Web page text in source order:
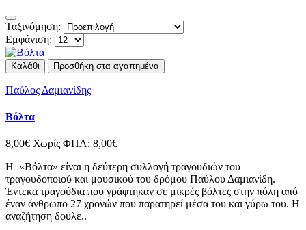
Ταξινόμηση:
Εμφάνιση:
Καλάθι Προσθήκη στα αγαπημένα
Παύλος Δαμιανίδης
Βόλτα
8,00€ Χωρίς ΦΠΑ: 8,00€
Η «Βόλτα» είναι η δεύτερη συλλογή τραγουδιών του
τραγουδοποιού και μουσικού του δρόμου Παύλου Δαμιανίδη.
Έντεκα τραγούδια που γράφτηκαν σε μικρές βόλτες στην πόλη από
έναν άνθρωπο 27 χρονών που παρατηρεί μέσα του και γύρω του. Η
αναζήτηση δουλε..